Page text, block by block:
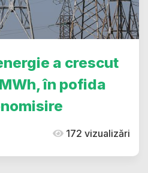
a crescut
în pofida
172 vizualizări